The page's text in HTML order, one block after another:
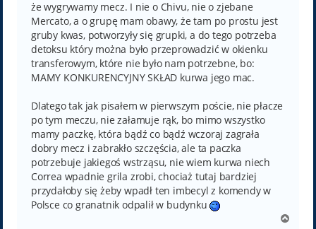
że wygrywamy mecz. I nie o Chivu, nie o zjebane
Mercato, a o grupę mam obawy, że tam po prostu jest
gruby kwas, potworzyły się grupki, a do tego potrzeba
detoksu który można było przeprowadzić w okienku
transferowym, które nie było nam potrzebne, bo:
MAMY KONKURENCYJNY SKŁAD kurwa jego mac.
Dlatego tak jak pisałem w pierwszym poście, nie płacze
po tym meczu, nie załamuje rąk, bo mimo wszystko
mamy paczkę, która bądź co bądź wczoraj zagrała
dobry mecz i zabrakło szczęścia, ale ta paczka
potrzebuje jakiegoś wstrząsu, nie wiem kurwa niech
Correa wpadnie grila zrobi, chociaż tutaj bardziej
przydałoby się żeby wpadł ten imbecyl z komendy w
Polsce co granatnik odpalił w budynku